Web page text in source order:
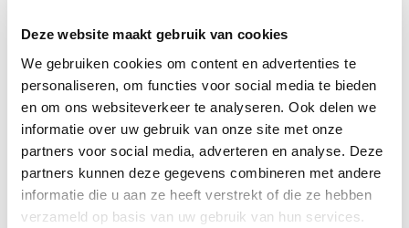
Deze website maakt gebruik van cookies
We gebruiken cookies om content en advertenties te
personaliseren, om functies voor social media te bieden
en om ons websiteverkeer te analyseren. Ook delen we
informatie over uw gebruik van onze site met onze
partners voor social media, adverteren en analyse. Deze
partners kunnen deze gegevens combineren met andere
informatie die u aan ze heeft verstrekt of die ze hebben
verzameld op basis van uw gebruik van hun services.
Vierkante tafel Infinity HPL
70cm 74cm
Levertijd 4 tot 7 werkdagen
175,- excl. btw